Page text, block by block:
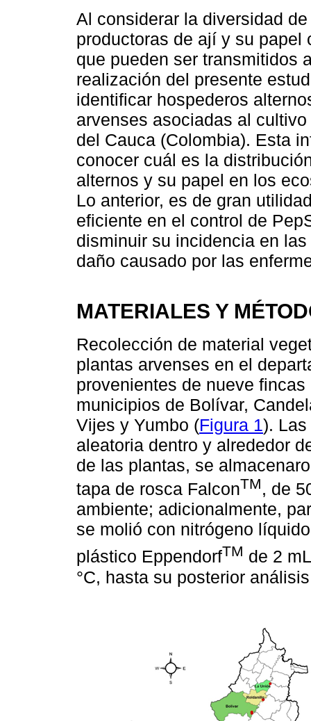
Al considerar la diversidad
productoras de ají y su
que pueden ser transmitidos
realización del presente
identificar hospederos
arvenses asociadas al
del Cauca (Colombia). Esta
conocer cuál es la
alternos y su papel en los
Lo anterior, es de gran
eficiente en el control de
disminuir su incidencia en
daño causado por las
MATERIALES Y
Recolección de material
plantas arvenses en el
provenientes de nueve
municipios de Bolívar,
Vijes y Yumbo (Figura 1).
aleatoria dentro y alrededor
de las plantas, se
tapa de rosca FalconTM, de
ambiente; adicionalmente,
se molió con nitrógeno
plástico EppendorfTM de 2
°C, hasta su posterior